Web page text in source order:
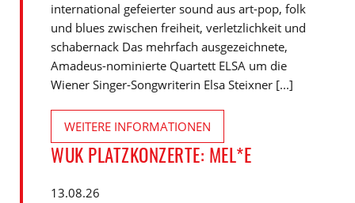
international gefeierter sound aus art-pop, folk
und blues zwischen freiheit, verletzlichkeit und
schabernack Das mehrfach ausgezeichnete,
Amadeus-nominierte Quartett ELSA um die
Wiener Singer-Songwriterin Elsa Steixner [...]
WEITERE INFORMATIONEN
WUK PLATZKONZERTE: MEL*E
13.08.26